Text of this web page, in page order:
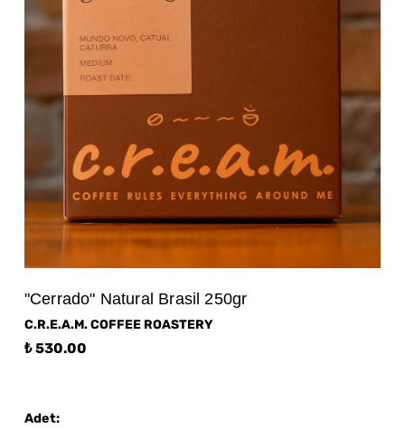
"Cerrado" Natural Brasil 250gr
C.R.E.A.M. COFFEE ROASTERY
₺ 530.00
Adet: